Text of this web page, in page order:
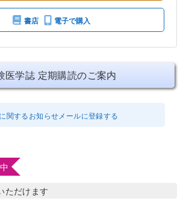
書店 電子で購入
医学誌 定期購読のご案内
関するお知らせメールに登録する
ただけます